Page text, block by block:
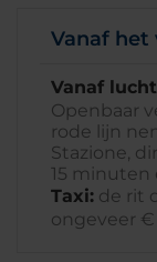
Vanaf het
Vanaf
Openbaar
rode lijn
Stazione,
15 minuten
Taxi: de rit
ongeveer €